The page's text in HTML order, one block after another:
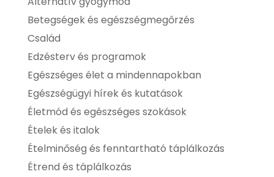
Betegségek és egészségmegőrzés
Család
Edzésterv és programok
Egészséges élet a mindennapokban
Egészségügyi hírek és kutatások
Életmód és egészséges szokások
Ételek és italok
Ételminőség és fenntartható táplálkozás
Étrend és táplálkozás